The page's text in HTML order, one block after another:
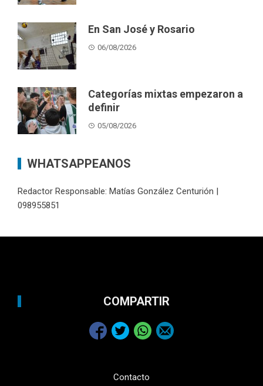
En San José y Rosario
06/08/2026
Categorías mixtas empezaron a
definir
05/08/2026
WHATSAPPEANOS
Redactor Responsable: Matías González Centurión |
098955851
COMPARTIR
Contacto